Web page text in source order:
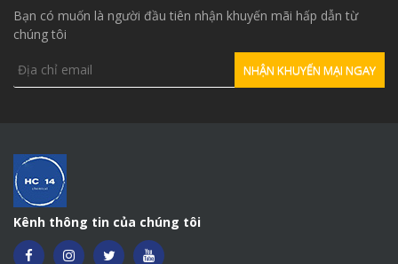
Bạn có muốn là người đầu tiên nhận khuyến mãi hấp dẫn từ
chúng tôi
Kênh thông tin của chúng tôi